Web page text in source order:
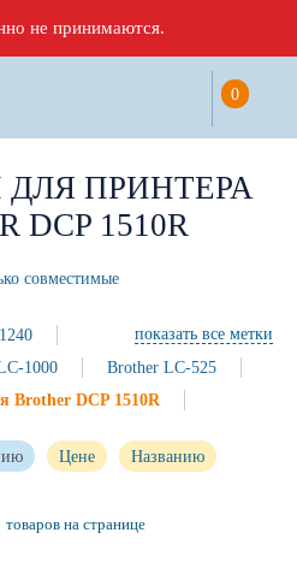
не принимаются.
0
ПРИНТЕРА
DCP 1510R
совместимые
показать все метки
1000
Brother LC-525
Brother DCP 1510R
Цене Названию
товаров на странице